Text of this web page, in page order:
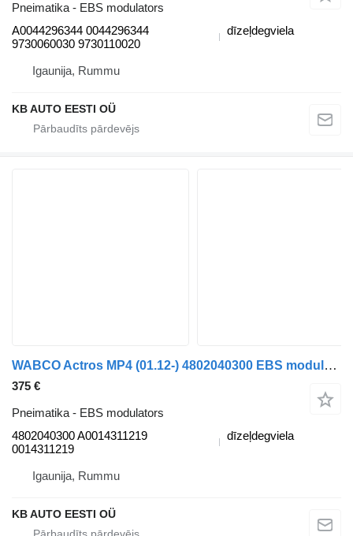
Pneimatika - EBS modulators
A0044296344 0044296344
9730060030 9730110020
dīzeļdegviela
Igaunija, Rummu
KB AUTO EESTI OÜ
WABCO Actros MP4 (01.12-) 4802040300 EBS modulators paredzēts Mercedes-Benz Actros MP4 Antos Arocs (2012) kravas automašīnas
375 €
Pneimatika - EBS modulators
4802040300 A0014311219
0014311219
dīzeļdegviela
Igaunija, Rummu
KB AUTO EESTI OÜ